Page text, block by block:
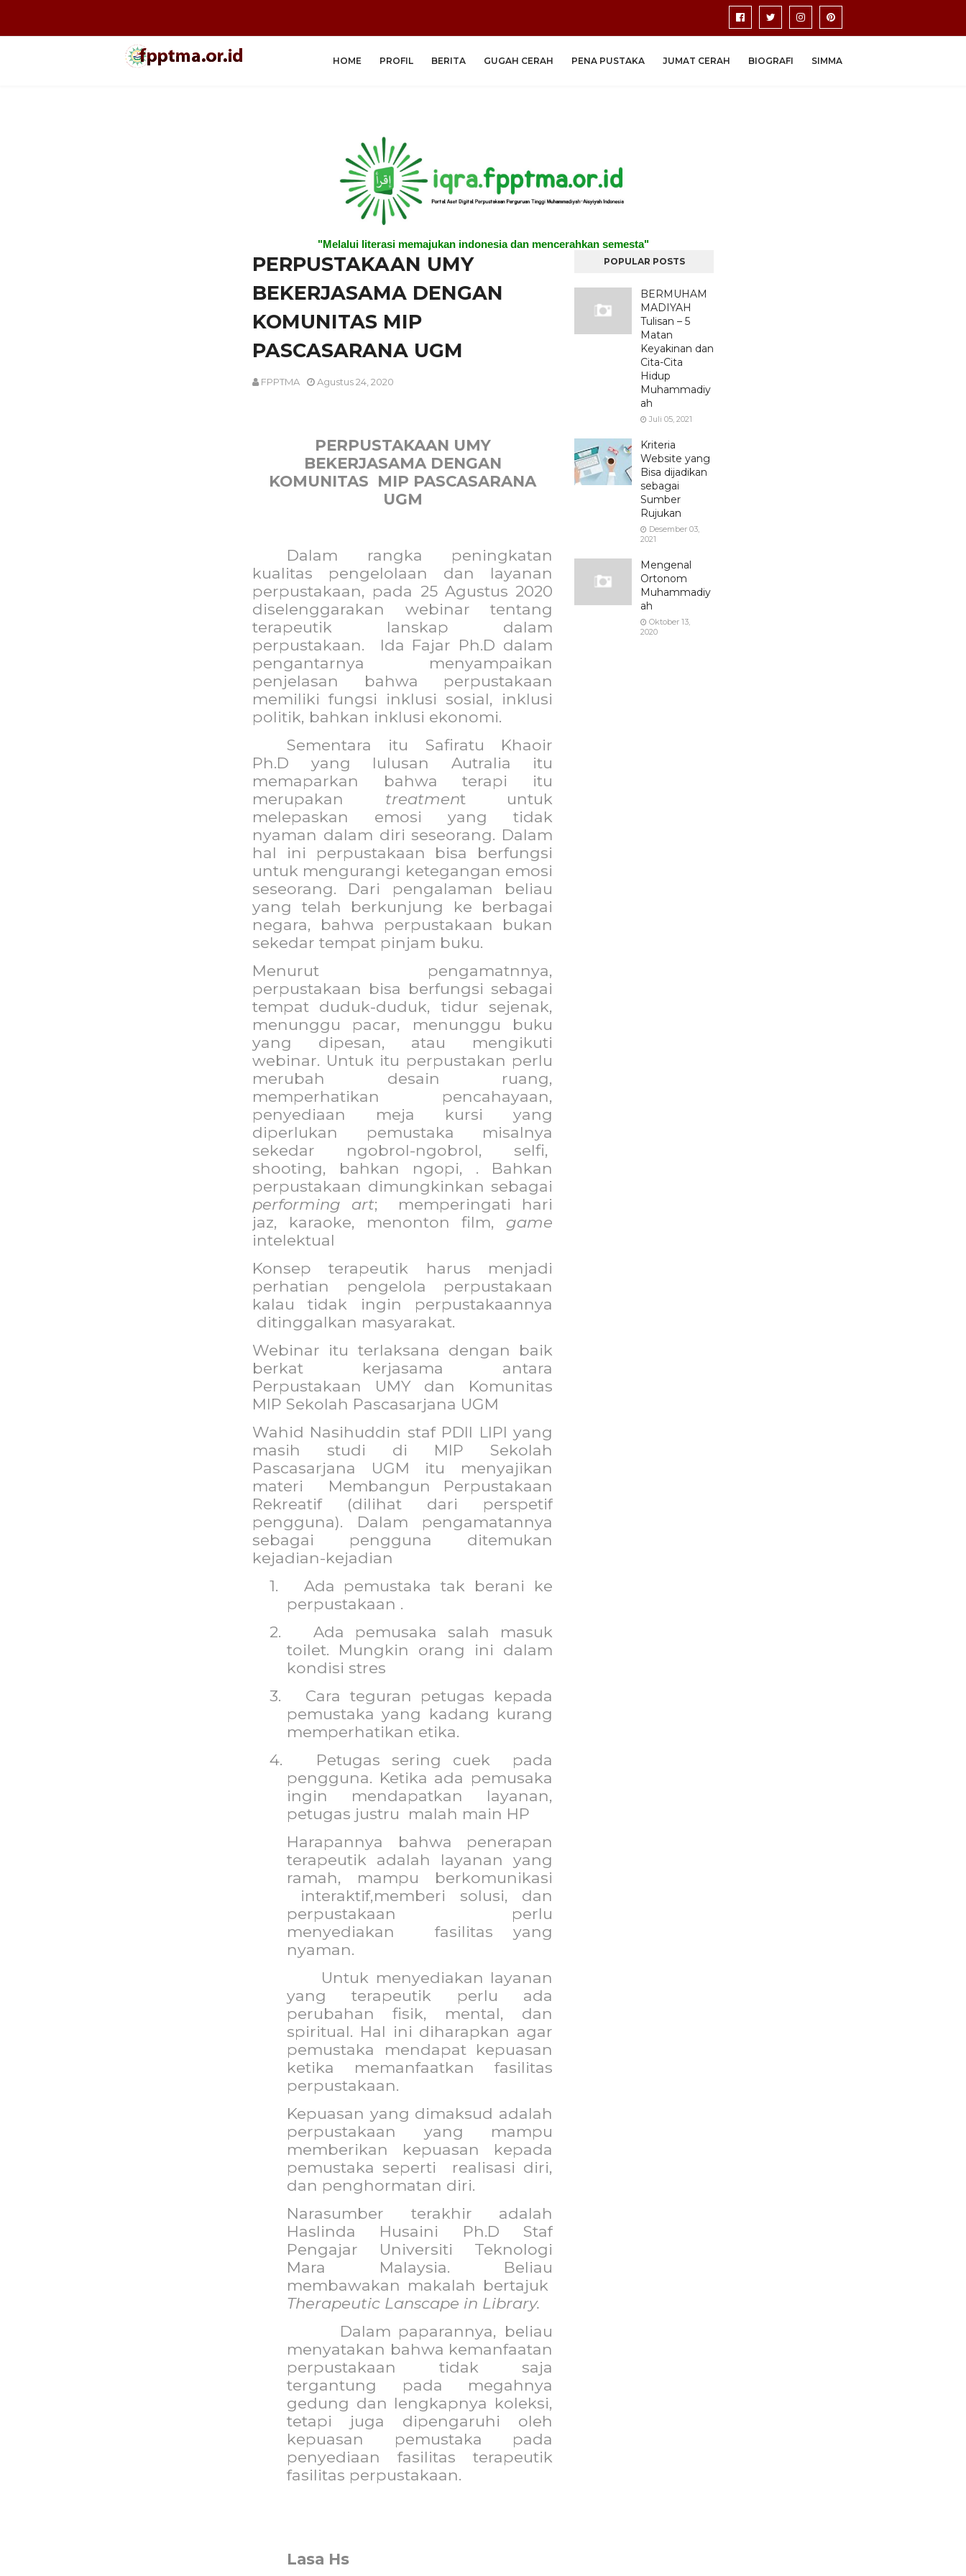
HOME PROFIL BERITA GUGAH CERAH PENA PUSTAKA JUMAT CERAH BIOGRAFI SIMMA
"Melalui literasi memajukan indonesia dan mencerahkan semesta"
PERPUSTAKAAN UMY
BEKERJASAMA DENGAN
KOMUNITAS MIP
PASCASARANA UGM
FPPTMA Agustus 24, 2020
PERPUSTAKAAN UMY
BEKERJASAMA DENGAN
KOMUNITAS MIP PASCASARANA
UGM
Dalam rangka peningkatan
kualitas pengelolaan dan layanan
perpustakaan, pada 25 Agustus 2020
diselenggarakan webinar tentang
terapeutik lanskap dalam
perpustakaan.
Ida Fajar Ph.D dalam
pengantarnya menyampaikan
penjelasan bahwa perpustakaan
memiliki fungsi inklusi sosial, inklusi
politik, bahkan inklusi ekonomi.
Sementara itu Safiratu Khaoir
Ph.D yang lulusan Autralia itu
memaparkan bahwa terapi itu
merupakan treatment untuk
melepaskan emosi yang tidak
nyaman dalam diri seseorang. Dalam
hal ini perpustakaan bisa berfungsi
untuk mengurangi ketegangan emosi
seseorang. Dari pengalaman beliau
yang telah berkunjung ke berbagai
negara, bahwa perpustakaan bukan
sekedar tempat pinjam buku.
Menurut pengamatnnya,
perpustakaan bisa berfungsi sebagai
tempat duduk-duduk, tidur sejenak,
menunggu pacar, menunggu buku
yang dipesan, atau mengikuti
webinar. Untuk itu perpustakan perlu
merubah desain ruang,
memperhatikan pencahayaan,
penyediaan meja kursi yang
diperlukan pemustaka misalnya
sekedar ngobrol-ngobrol, selfi,
shooting, bahkan ngopi, . Bahkan
perpustakaan dimungkinkan sebagai
performing art;
memperingati hari
jaz, karaoke, menonton film, game
intelektual
Konsep terapeutik harus menjadi
perhatian pengelola perpustakaan
kalau tidak ingin perpustakaannya
ditinggalkan masyarakat.
Webinar itu terlaksana dengan baik
berkat kerjasama antara
Perpustakaan UMY dan Komunitas
MIP Sekolah Pascasarjana UGM
Wahid Nasihuddin staf PDII LIPI yang
masih studi di MIP Sekolah
Pascasarjana UGM itu menyajikan
materi
Membangun Perpustakaan
Rekreatif (dilihat dari perspetif
pengguna). Dalam pengamatannya
sebagai pengguna ditemukan
kejadian-kejadian
1.
Ada pemustaka tak berani ke
perpustakaan .
2.
Ada pemusaka salah masuk
toilet. Mungkin orang ini dalam
kondisi stres
3.
Cara teguran petugas kepada
pemustaka yang kadang kurang
memperhatikan etika.
4.
Petugas sering cuek
pada
pengguna. Ketika ada pemusaka
ingin mendapatkan layanan,
petugas justru
malah main HP
Harapannya bahwa penerapan
terapeutik adalah layanan yang
ramah, mampu berkomunikasi
interaktif,memberi solusi, dan
perpustakaan perlu
menyediakan
fasilitas yang
nyaman.
Untuk menyediakan layanan
yang terapeutik perlu ada
perubahan fisik, mental, dan
spiritual. Hal ini diharapkan agar
pemustaka mendapat kepuasan
ketika memanfaatkan fasilitas
perpustakaan.
Kepuasan yang dimaksud adalah
perpustakaan yang mampu
memberikan kepuasan kepada
pemustaka seperti
realisasi diri,
dan penghormatan diri.
Narasumber terakhir adalah
Haslinda Husaini Ph.D Staf
Pengajar Universiti Teknologi
Mara Malaysia. Beliau
membawakan makalah bertajuk
Therapeutic Lanscape in Library.
Dalam paparannya, beliau
menyatakan bahwa kemanfaatan
perpustakaan tidak saja
tergantung pada megahnya
gedung dan lengkapnya koleksi,
tetapi juga dipengaruhi oleh
kepuasan pemustaka pada
penyediaan fasilitas terapeutik
fasilitas perpustakaan.
Lasa Hs
POPULAR POSTS
BERMUHAM
MADIYAH
Tulisan – 5
Matan
Keyakinan dan
Cita-Cita
Hidup
Muhammadiy
ah
Juli 05, 2021
Kriteria
Website yang
Bisa dijadikan
sebagai
Sumber
Rujukan
Desember 03,
2021
Mengenal
Ortonom
Muhammadiy
ah
Oktober 13,
2020